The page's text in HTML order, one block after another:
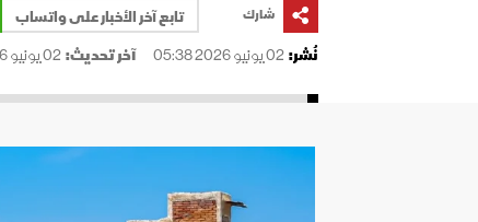
شارك
تابع آخر الأخبار على واتساب
نُشر:02 يونيو 2026 05:38 آخر تحديث:02 يونيو 2026 05:38